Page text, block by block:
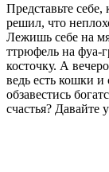
Представьте
решил, что
Лежишь себе на
ттрюфель на фуа-
косточку. А
ведь есть кошки
обзавестись
счастья? Давайте